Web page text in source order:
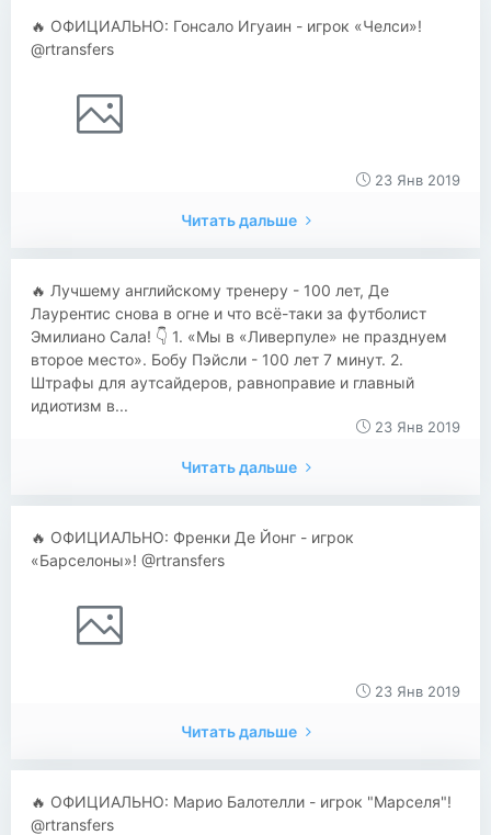
🔥 ОФИЦИАЛЬНО: Гонсало Игуаин - игрок «Челси»!
@rtransfers
23 Янв 2019
Читать дальше
🔥 Лучшему английскому тренеру - 100 лет, Де
Лаурентис снова в огне и что всё-таки за футболист
Эмилиано Сала! 👇 1. «Мы в «Ливерпуле» не празднуем
второе место». Бобу Пэйсли - 100 лет 7 минут. 2.
Штрафы для аутсайдеров, равноправие и главный
идиотизм в...
23 Янв 2019
Читать дальше
🔥 ОФИЦИАЛЬНО: Френки Де Йонг - игрок
«Барселоны»! @rtransfers
23 Янв 2019
Читать дальше
🔥 ОФИЦИАЛЬНО: Марио Балотелли - игрок "Марселя"!
@rtransfers